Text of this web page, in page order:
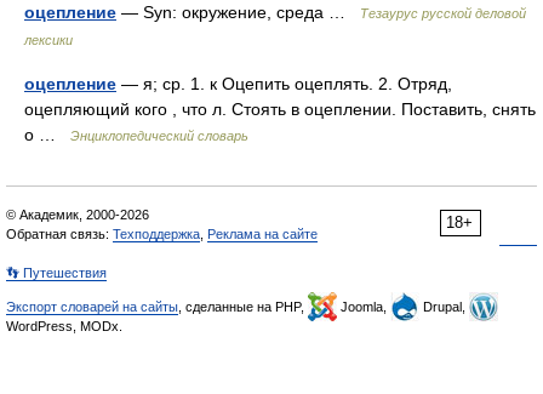
оцепление — Syn: окружение, среда …
Тезаурус русской деловой
лексики
оцепление — я; ср. 1. к Оцепить оцеплять. 2. Отряд,
оцепляющий кого , что л. Стоять в оцеплении. Поставить, снять
о …
Энциклопедический словарь
18+
© Академик, 2000-2026
Обратная связь: Техподдержка Реклама на сайте
👣 Путешествия
Экспорт словарей на сайты , сделанные на PHP, Joomla,
Drupal,
WordPress, MODx.